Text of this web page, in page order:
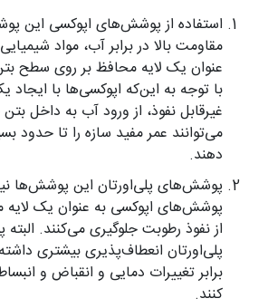
استفاده از پوشش‌های اپوکسی این
مقاومت بالا در برابر آب، مواد
عنوان یک لایه محافظ بر روی سطح
با توجه به این‌که اپوکسی‌ها با
غیرقابل نفوذ، از ورود آب به داخل
می‌توانند عمر مفید سازه را تا حدود
‌دهند.
پوشش‌های پلی‌اورتان این پوشش‌ها
پوشش‌های اپوکسی به عنوان یک
از نفوذ رطوبت جلوگیری می‌کنند.
پلی‌اورتان انعطاف‌پذیری بیشتری
برابر تغییرات دمایی و انقباض و
کنند.